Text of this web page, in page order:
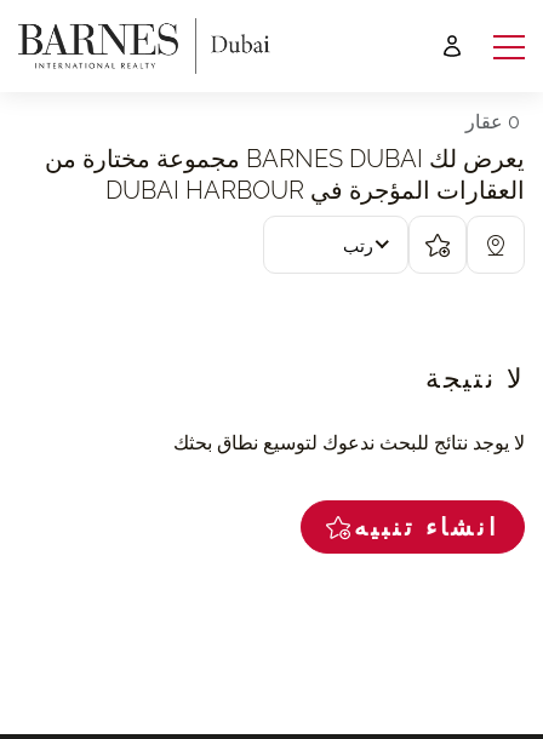
0 عقار
يعرض لك BARNES DUBAI مجموعة مختارة من
العقارات المؤجرة في DUBAI HARBOUR
رتب
لا نتيجة
لا يوجد نتائج للبحث ندعوك لتوسيع نطاق بحثك
انشاء تنبيه